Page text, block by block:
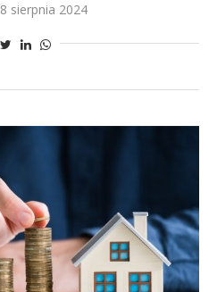
8 sierpnia 2024